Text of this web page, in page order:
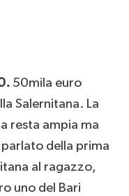
50mila euro
Salernitana. La
resta ampia ma
della prima
al ragazzo,
uno del Bari